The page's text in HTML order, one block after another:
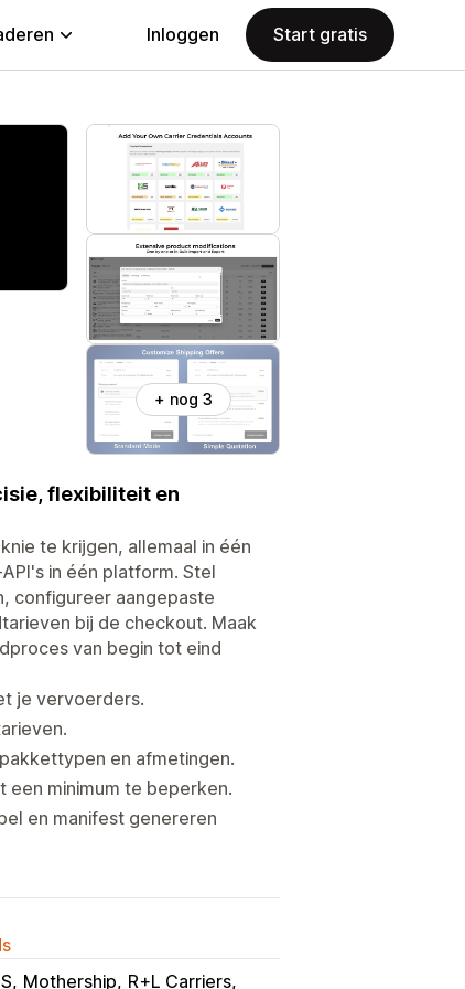
Inloggen Start gratis
+ nog 3
flexibiliteit en
te krijgen, allemaal in één
in één platform. Stel
configureer aangepaste
bij de checkout. Maak
van begin tot eind
je vervoerders.
en afmetingen.
minimum te beperken.
en manifest genereren
Mothership R+L Carriers